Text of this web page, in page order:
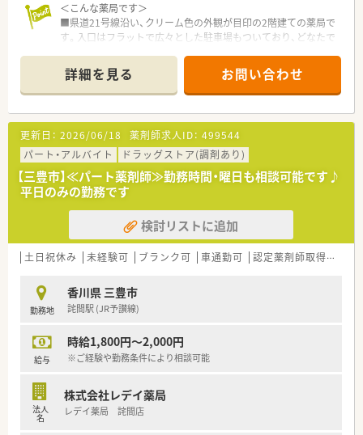
＜こんな薬局です＞
■県道21号線沿い、クリーム色の外観が目印の2階建ての薬局で
す。入口はフラットで広々とした駐車場もついており、どなたで
■隣接する医院より内科、消化器科、リハビリテーション科を応
需しています。
＜設備導入＞
■ＫＢＳ音声監査システム・処方箋情報をＱＲコード読み込み・
自動錠剤分包機リトリア・散剤全自動分包機・散剤錠剤一括分包
機を導入しています。
＜業務内容＞
■処方箋による調剤業務、服薬指導、薬剤情報の提供など
■応需処方箋枚数は30枚～40枚/日ですが、午前中に半分以上が
来局されます。
＜研修制度＞
■薬局内勉強会をはじめ、キャリアに合わせた各種研修制度が導
入されています。
■徳島県を中心に11店舗展開中の地場企業です。
■水剤分注機や全自動錠剤分包機を採用するなど、安全で効率よ
■調剤過誤・薬品の充填ミスを防ぐためにKBS音声監査システム
を導入されています。
■若手の方向けの新人研修も行われています。
詳細を見る お問い合わせ
更新日： 2026/06/18 薬剤師求人ID： 499544
パート・アルバイト
ドラッグストア(調剤あり)
【三豊市】≪パート薬剤師≫勤務時間・曜日も相談可能です♪
平日のみの勤務です
検討リストに追加
土日祝休み 未経験可 ブランク可 車通勤可 認定薬剤師取得支援あり
勤務地
香川県 三豊市
詫間駅 (JR予讃線)
給与
時給1,800円～2,000円
※ご経験や勤務条件により相談可能
法人
名
株式会社レデイ薬局
レデイ薬局 詫間店